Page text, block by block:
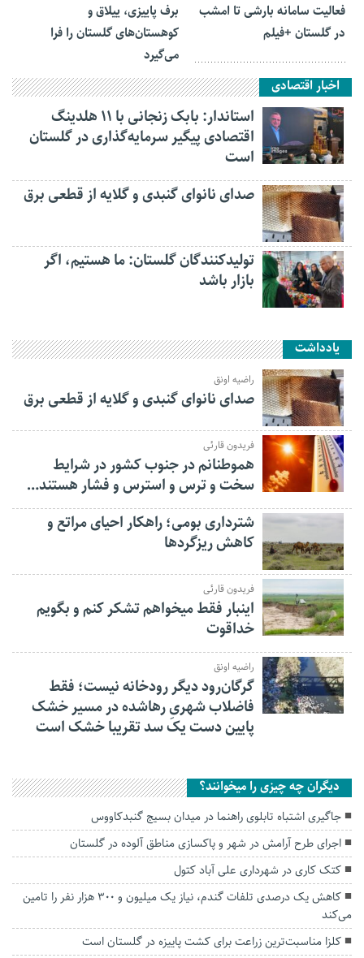
فعالیت سامانه بارشی تا امشب
در گلستان +فیلم
برف پاییزی، ییلاق و
کوهستان‌های گلستان را فرا
می‌گیرد
اخبار اقتصادی
استاندار: بابک زنجانی با ۱۱ هلدینگ
اقتصادی پیگیر سرمایه‌گذاری در گلستان
است
صدای نانوای گنبدی و گلایه از قطعی برق
تولیدکنندگان گلستان: ما هستیم، اگر
بازار باشد
یادداشت
راضیه اونق
صدای نانوای گنبدی و گلایه از قطعی برق
فریدون قارئی
هموطنانم در جنوب کشور در شرایط
سخت و ترس و استرس و فشار هستند…
شترداری بومی؛ راهکار احیای مراتع و
کاهش ریزگردها
فریدون قارئی
اینبار فقط میخواهم تشکر کنم و بگویم
خداقوت
راضیه اونق
گرگان‌رود دیگر رودخانه نیست؛ فقط
فاضلاب شهریِ رهاشده در مسیر خشک
پایین دست یک سد تقریبا خشک است
دیگران چه چیزی را میخوانند؟
جاگیری اشتباه تابلوی راهنما در میدان بسیج گنبدکاووس
اجرای طرح آرامش در شهر و پاکسازی مناطق آلوده در گلستان
کتک کاری در شهرداری علی آباد کتول
کاهش یک درصدی تلفات گندم، نیاز یک میلیون و ۳۰۰ هزار نفر را تامین
می‌کند
کلزا مناسبت‌ترین زراعت برای کشت پاییزه در گلستان است